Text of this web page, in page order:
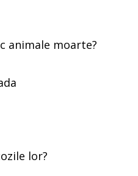
animale moarte?
lor?